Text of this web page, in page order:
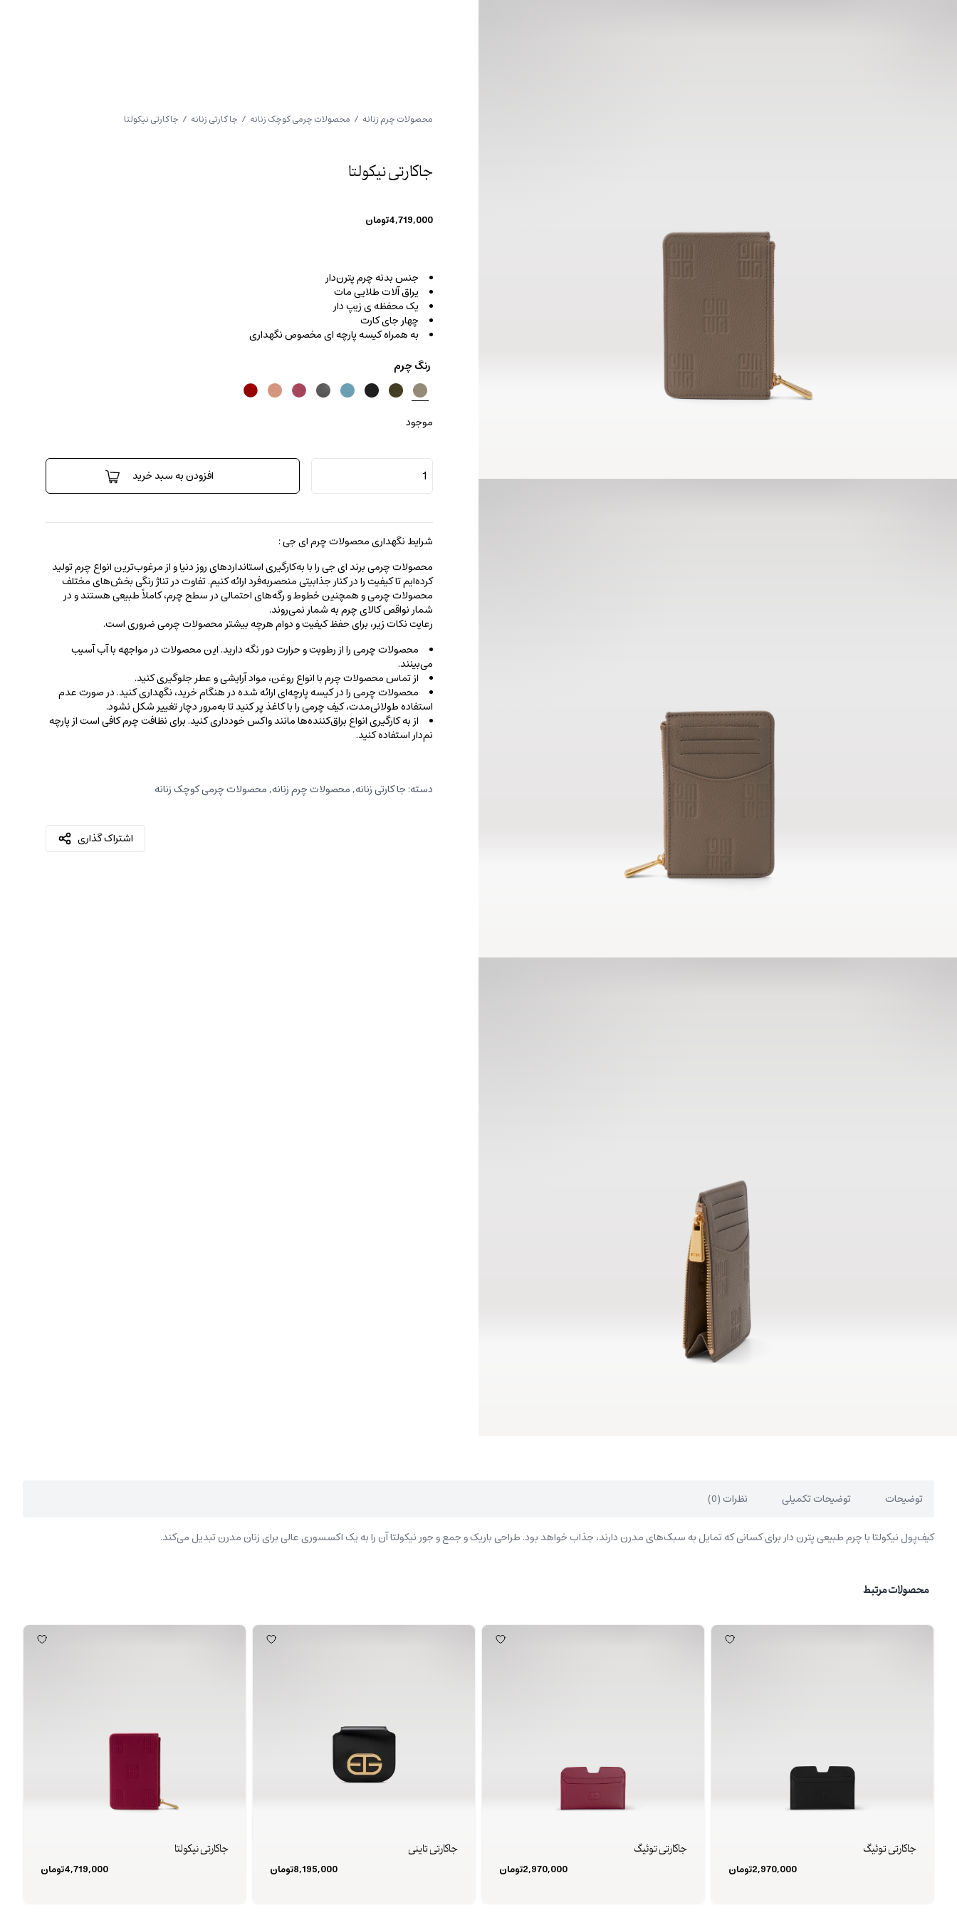
محصولات چرم زنانه / محصولات چرمی کوچک زنانه / جا کارتی زنانه / جاکارتی نیکولتا
جاکارتی نیکولتا
4,719,000تومان
جنس بدنه چرم پترن‌دار
یراق آلات طلایی مات
یک محفظه ی زیپ دار
چهار جای کارت
به همراه کیسه پارچه ای مخصوص نگهداری
رنگ چرم
موجود
جاکارتی
نیکولتا
عدد
افزودن به سبد خرید
شرایط نگهداری محصولات چرم ای جی :
محصولات چرمی برند ای جی را با به‌کارگیری استانداردهای روز دنیا و از مرغوب‌ترین انواع چرم تولید
کرده‌ایم تا کیفیت را در کنار جذابیتی منحصربه‌فرد ارائه کنیم. تفاوت در تناژ رنگی بخش‌های مختلف
محصولات چرمی و همچنین خطوط و رگه‌‌های احتمالی در سطح چرم، کاملاً طبیعی هستند و در
شمار نواقص کالای چرم به شمار نمی‌روند.
رعایت نکات زیر، برای حفظ کیفیت و دوام هرچه بیشتر محصولات چرمی ضروری است.
محصولات چرمی را از رطوبت و حرارت دور نگه دارید. این محصولات در مواجهه با آب آسیب
می‌بینند.
از تماس محصولات چرم با انواع روغن‌، مواد آرایشی و عطر جلوگیری کنید.
محصولات چرمی را در کیسه‌ پارچه‌ای ارائه شده در هنگام خرید، ‌نگهداری کنید. در صورت عدم
استفاده طولانی‌مدت، کیف‌ چرمی را با کاغذ پر کنید تا به‌مرور دچار تغییر شکل نشود.
از به کارگیری انواع براق‌کننده‌ها مانند واکس خودداری کنید. برای نظافت چرم کافی است از پارچه‌
نم‌دار استفاده کنید.
دسته: جا کارتی زنانه,محصولات چرم زنانه,محصولات چرمی کوچک زنانه
اشتراک گذاری
توضیحات توضیحات تکمیلی نظرات (0)
کیف‌پول نیکولتا با چرم طبیعی پترن دار برای کسانی که تمایل به سبک‌های مدرن دارند، جذاب خواهد بود. طراحی باریک و جمع و جور نیکولتا آن را به یک اکسسوری عالی برای زنان مدرن تبدیل می‌کند.
محصولات مرتبط
جاکارتی توئیگ
2,970,000تومان
جاکارتی توئیگ
2,970,000تومان
جاکارتی تاینی
8,195,000تومان
جاکارتی نیکولتا
4,719,000تومان